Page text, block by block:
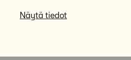
Näytä tiedot
Ei ole tavatonta, että
ja kohtuuttomalta tulla toista
pitäis tässä nyt yrittää